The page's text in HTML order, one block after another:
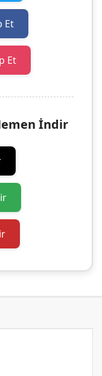
Et
Et
İndir